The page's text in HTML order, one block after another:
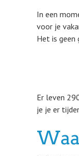
In een
voor je
Het is geen
Er leven
je je er